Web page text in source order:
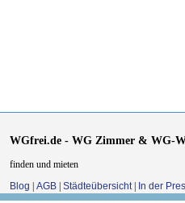
WGfrei.de - WG Zimmer & WG-
finden und mieten
Blog | AGB | Städteübersicht | In der